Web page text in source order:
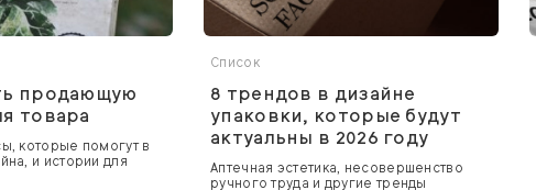
продающую
товара
которые помогут в
и истории для
Список
8 трендов в дизайне
упаковки, которые будут
актуальны в 2026 году
Аптечная эстетика, несовершенство
ручного труда и другие тренды